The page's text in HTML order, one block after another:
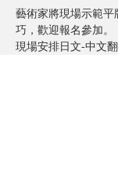
藝術家將現場示範
巧，歡迎報名參加。
現場安排日文-中文翻